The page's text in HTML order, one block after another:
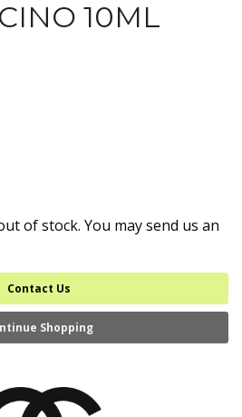
10ML
of stock. You may send us an
Contact Us
Shopping